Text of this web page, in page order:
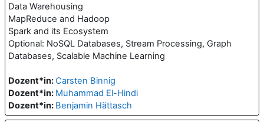
Data Warehousing
MapReduce and Hadoop
Spark and its Ecosystem
Optional: NoSQL Databases, Stream Processing, Graph
Databases, Scalable Machine Learning
Dozent*in:Carsten Binnig
Dozent*in: Muhammad El-Hindi
Dozent*in: Benjamin Hättasch